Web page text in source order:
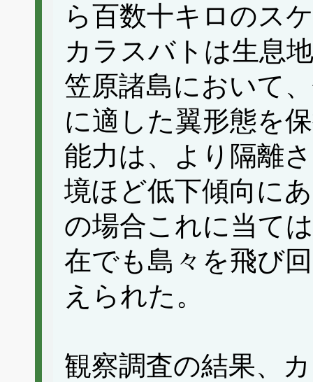
ら百数十キロのス
カラスバトは生息
笠原諸島において
に適した翼形態を
能力は、より隔離
境ほど低下傾向に
の場合これに当て
在でも島々を飛び
えられた。
観察調査の結果、